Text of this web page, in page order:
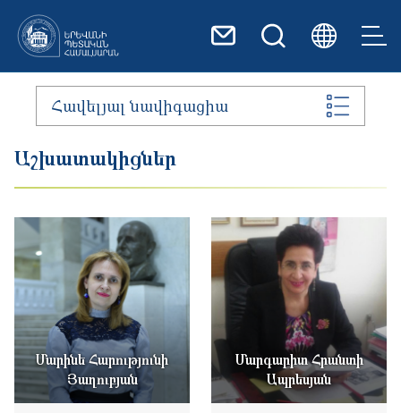
Հավելյալ նավիգացիա
Աշխատակիցներ
Մարինե Հարությունի
Յաղուբյան
Մարգարիտ Հրանտի
Ապրեսյան